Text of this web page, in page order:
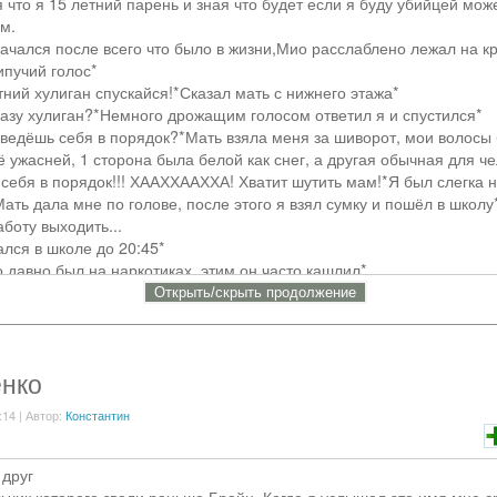
в 7:00...
кроме Бена...Он воды боялся
водой Джеффа а тот улыбаясь отворачивался от воды!
Ким КТО СПЁР МОЙ КУПАЛЬНИК(ливчик)?ААААА?ДЖЕФФ ОТДАЙ!
но Джефф задержал Ким
прогуляться
сюда привёл?-спросила у ДЖеффа Ким
сказал Джефф
Ким
СЛЕДУЕТ....
после всего что было в жизни,Мио расслаблено лежал на
голос*
хулиган спускайся!*Сказал мать с нижнего этажа*
хулиган?*Немного дрожащим голосом ответил я и спустился*
себя в порядок?*Мать взяла меня за шиворот, мои
1 сторона была белой как снег, а другая обычная для
в порядок!!! ХААХХААХХА! Хватит шутить мам!*Я был слегка
дала мне по голове, после этого я взял сумку и пошёл в
выходить...
в школе до 20:45*
был на наркотиках, этим он часто кашлил*
уже скоро должен придти!*Парень достал камеру чтобы
прям?*Я потёр противогаз и посмотрел на Слендера*
ты же Прокси и это твой долг*я слегка хихикнул*
с рук Слендера*
или принесёшь что ты сделал!*Слендер ушёл, а я в то время
человека и начертил знак Прокси*
Открыть/cкрыть продолжение
| Автор: Константин